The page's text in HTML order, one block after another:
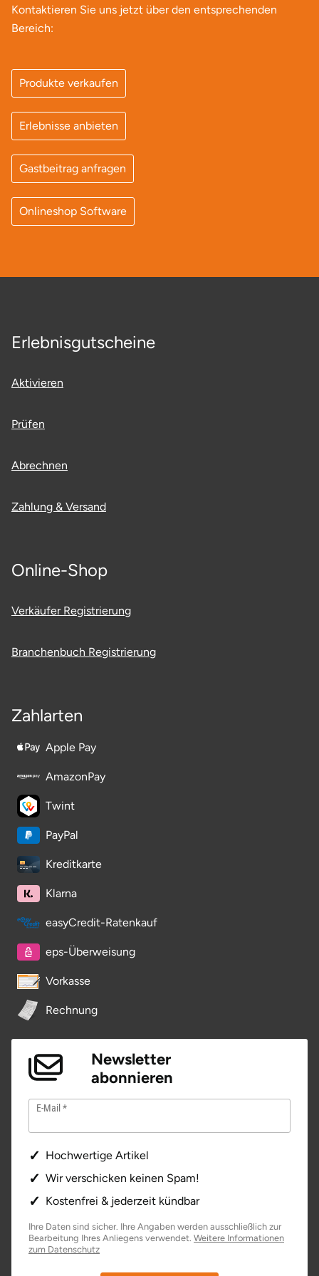
Kontaktieren Sie uns jetzt über den entsprechenden
Bereich:
Produkte verkaufen
Erlebnisse anbieten
Gastbeitrag anfragen
Onlineshop Software
Erlebnisgutscheine
Aktivieren
Prüfen
Abrechnen
Zahlung & Versand
Online-Shop
Verkäufer Registrierung
Branchenbuch Registrierung
Zahlarten
Apple Pay
AmazonPay
Twint
PayPal
Kreditkarte
Klarna
easyCredit-Ratenkauf
eps-Überweisung
Vorkasse
Rechnung
Newsletter
abonnieren
E-Mail
Hochwertige Artikel
Wir verschicken keinen Spam!
Kostenfrei & jederzeit kündbar
Ihre Daten sind sicher. Ihre Angaben werden ausschließlich zur
Bearbeitung Ihres Anliegens verwendet. Weitere Informationen
zum Datenschutz
Landkreis Rostock
Leipzig
Leutkirch
Ludwigslust-Parchim
Magdeburg
Main-Kinzig-Kreis
Mainz
Meiningen
Merzig
Märkisch-Oderland
Mönchengladbach
Münster
Nagold
Neckarsulm
Nesselwang
Nidda
Nordwestmecklenburg
Nürnberg
Oberhavel
Oder-Spree
Osnabrück